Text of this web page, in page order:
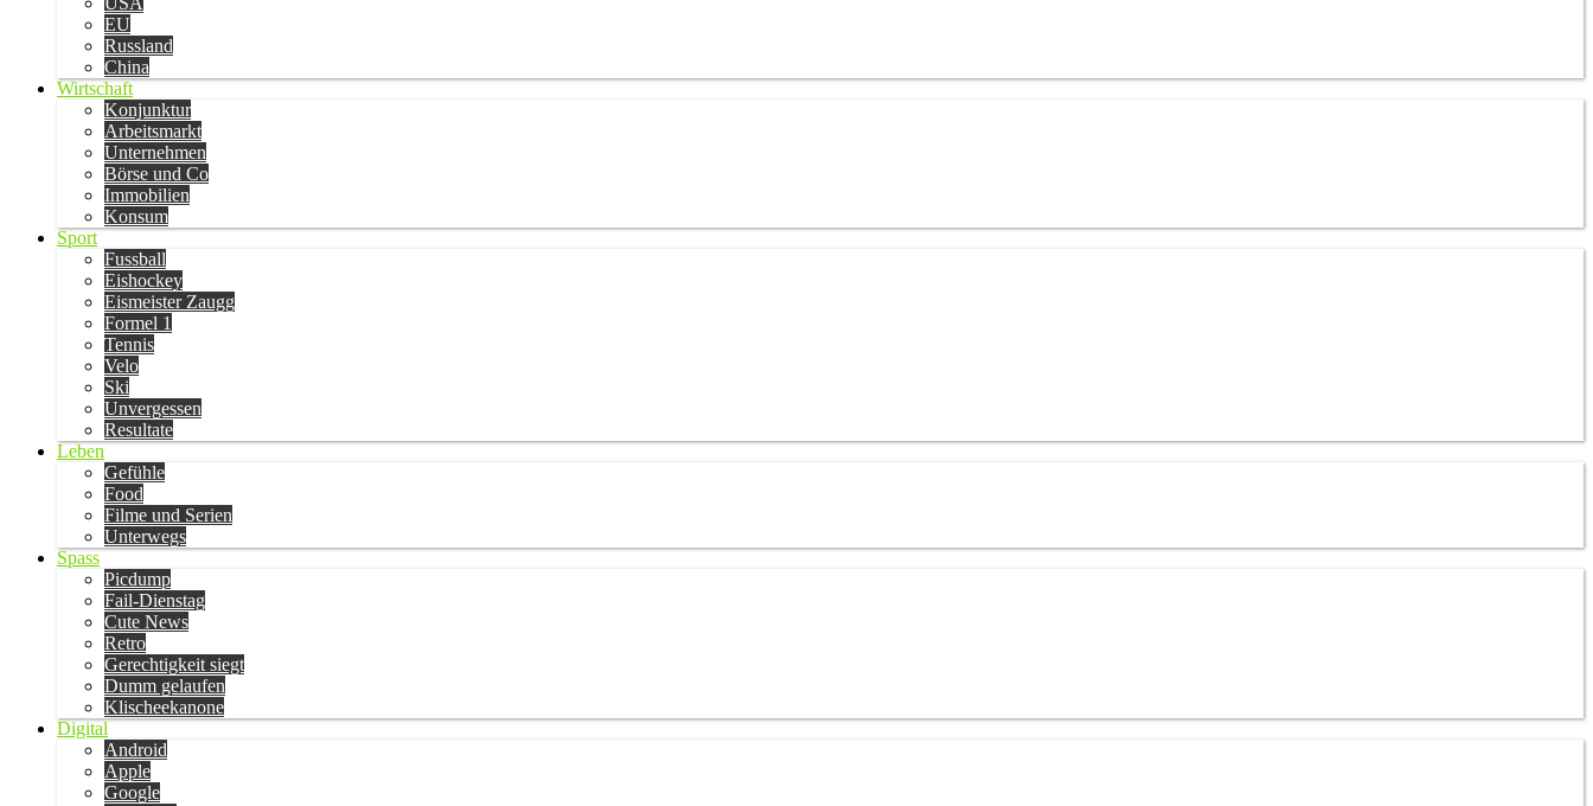
EU
Russland
China
Wirtschaft
Konjunktur
Arbeitsmarkt
Unternehmen
Börse und Co
Immobilien
Konsum
Sport
Fussball
Eishockey
Eismeister Zaugg
Formel 1
Tennis
Velo
Ski
Unvergessen
Resultate
Leben
Gefühle
Food
Filme und Serien
Unterwegs
Spass
Picdump
Fail-Dienstag
Cute News
Retro
Gerechtigkeit siegt
Dumm gelaufen
Klischeekanone
Digital
Android
Apple
Google